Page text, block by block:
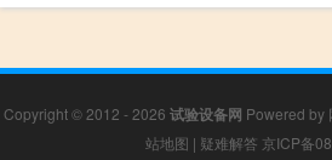
Copyright © 2012 - 2026 试验设备网 Powered by
站地图 | 疑难解答 京ICP备